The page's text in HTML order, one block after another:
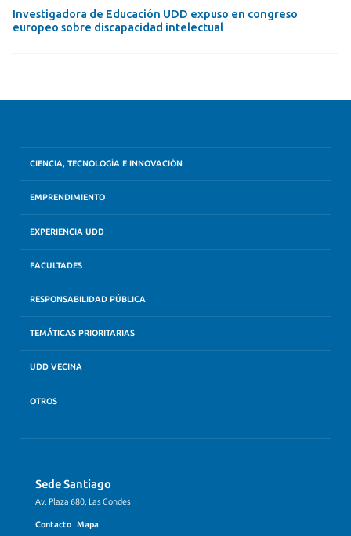
Investigadora de Educación UDD expuso en congreso
europeo sobre discapacidad intelectual
CIENCIA, TECNOLOGÍA E INNOVACIÓN
EMPRENDIMIENTO
EXPERIENCIA UDD
FACULTADES
RESPONSABILIDAD PÚBLICA
TEMÁTICAS PRIORITARIAS
UDD VECINA
OTROS
Sede Santiago
Av. Plaza 680, Las Condes
Contacto Mapa